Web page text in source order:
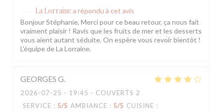
La Lorraine a répondu à cet avis
Bonjour Stéphanie, Merci pour ce beau retour, ça nous fait
vraiment plaisir ! Ravis que les fruits de mer et les desserts
vous aient autant séduite. On espère vous revoir bientôt !
L'équipe de La Lorraine.
GEORGES G
2026-07-25 - 19:45 - COUVERTS 2
SERVICE : 5/5 AMBIANCE : 5/5 CUISINE :